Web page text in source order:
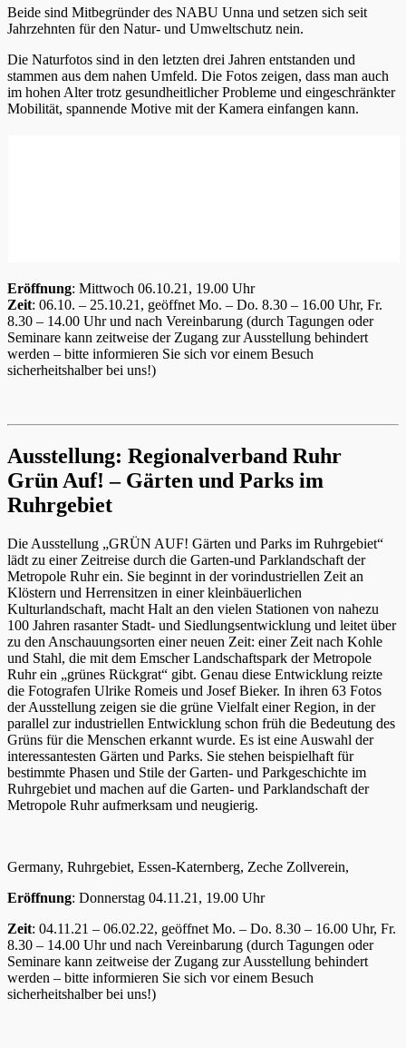
Beide sind Mitbegründer des NABU Unna und setzen sich seit
Jahrzehnten für den Natur- und Umweltschutz nein.
Die Naturfotos sind in den letzten drei Jahren entstanden und
stammen aus dem nahen Umfeld. Die Fotos zeigen, dass man auch
im hohen Alter trotz gesundheitlicher Probleme und eingeschränkter
Mobilität, spannende Motive mit der Kamera einfangen kann.
Eröffnung: Mittwoch 06.10.21, 19.00 Uhr
Zeit: 06.10. – 25.10.21, geöffnet Mo. – Do. 8.30 – 16.00 Uhr, Fr.
8.30 – 14.00 Uhr und nach Vereinbarung (durch Tagungen oder
Seminare kann zeitweise der Zugang zur Ausstellung behindert
werden – bitte informieren Sie sich vor einem Besuch
sicherheitshalber bei uns!)
Ausstellung: Regionalverband Ruhr
Grün Auf! – Gärten und Parks im
Ruhrgebiet
Die Ausstellung „GRÜN AUF! Gärten und Parks im Ruhrgebiet“
lädt zu einer Zeitreise durch die Garten-und Parklandschaft der
Metropole Ruhr ein. Sie beginnt in der vorindustriellen Zeit an
Klöstern und Herrensitzen in einer kleinbäuerlichen
Kulturlandschaft, macht Halt an den vielen Stationen von nahezu
100 Jahren rasanter Stadt- und Siedlungsentwicklung und leitet über
zu den Anschauungsorten einer neuen Zeit: einer Zeit nach Kohle
und Stahl, die mit dem Emscher Landschaftspark der Metropole
Ruhr ein „grünes Rückgrat“ gibt. Genau diese Entwicklung reizte
die Fotografen Ulrike Romeis und Josef Bieker. In ihren 63 Fotos
der Ausstellung zeigen sie die grüne Vielfalt einer Region, in der
parallel zur industriellen Entwicklung schon früh die Bedeutung des
Grüns für die Menschen erkannt wurde. Es ist eine Auswahl der
interessantesten Gärten und Parks. Sie stehen beispielhaft für
bestimmte Phasen und Stile der Garten- und Parkgeschichte im
Ruhrgebiet und machen auf die Garten- und Parklandschaft der
Metropole Ruhr aufmerksam und neugierig.
Germany, Ruhrgebiet, Essen-Katernberg, Zeche Zollverein,
Eröffnung: Donnerstag 04.11.21, 19.00 Uhr
Zeit: 04.11.21 – 06.02.22, geöffnet Mo. – Do. 8.30 – 16.00 Uhr, Fr.
8.30 – 14.00 Uhr und nach Vereinbarung (durch Tagungen oder
Seminare kann zeitweise der Zugang zur Ausstellung behindert
werden – bitte informieren Sie sich vor einem Besuch
sicherheitshalber bei uns!)